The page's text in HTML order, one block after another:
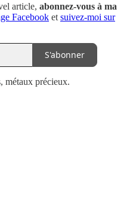
article, abonnez-vous à ma
Facebook et suivez-moi sur
S'abonner
métaux précieux.